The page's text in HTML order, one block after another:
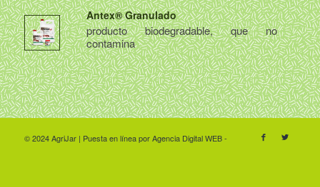
Antex® Granulado
producto biodegradable, que no
contamina
© 2024 AgriJar | Puesta en línea porAgencia Digital WEB-